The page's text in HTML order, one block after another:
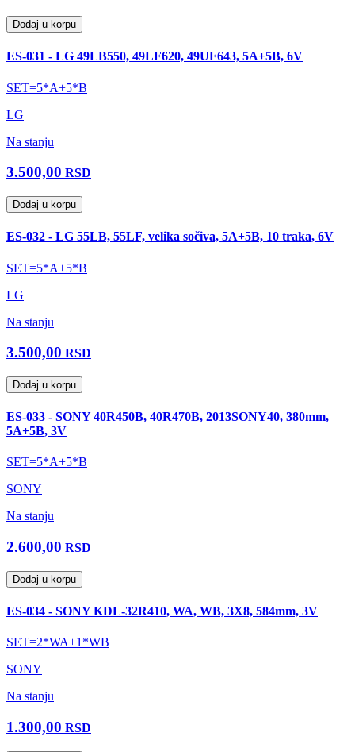
Dodaj u korpu
ES-031 - LG 49LB550, 49LF620, 49UF643, 5A+5B, 6V
SET=5*A+5*B
LG
Na stanju
3.500,00 RSD
Dodaj u korpu
ES-032 - LG 55LB, 55LF, velika sočiva, 5A+5B, 10 traka, 6V
SET=5*A+5*B
LG
Na stanju
3.500,00 RSD
Dodaj u korpu
ES-033 - SONY 40R450B, 40R470B, 2013SONY40, 380mm,
5A+5B, 3V
SET=5*A+5*B
SONY
Na stanju
2.600,00 RSD
Dodaj u korpu
ES-034 - SONY KDL-32R410, WA, WB, 3X8, 584mm, 3V
SET=2*WA+1*WB
SONY
Na stanju
1.300,00 RSD